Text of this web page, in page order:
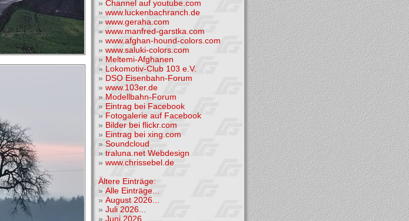
» Channel auf youtube.com
» www.luckenbachranch.de
» www.geraha.com
» www.manfred-garstka.com
» www.afghan-hound-colors.com
» www.saluki-colors.com
» Meltemi-Afghanen
» Lokomotiv-Club 103 e.V.
» DSO Eisenbahn-Forum
» www.103er.de
» Modellbahn-Forum
» Eintrag bei Facebook
» Fotogalerie auf Facebook
» Bilder bei flickr.com
» Eintrag bei xing.com
» Soundcloud
» traluna.net Webdesign
» www.chrissebel.de
Ältere Einträge:
» Alle Einträge...
» August 2026...
» Juli 2026...
» Juni 2026...